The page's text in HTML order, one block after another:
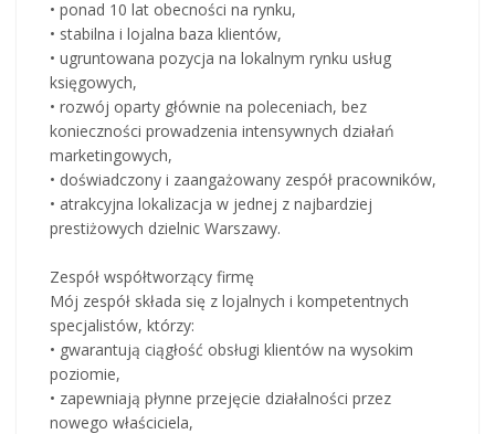
• ponad 10 lat obecności na rynku,
• stabilna i lojalna baza klientów,
• ugruntowana pozycja na lokalnym rynku usług
księgowych,
• rozwój oparty głównie na poleceniach, bez
konieczności prowadzenia intensywnych działań
marketingowych,
• doświadczony i zaangażowany zespół pracowników,
• atrakcyjna lokalizacja w jednej z najbardziej
prestiżowych dzielnic Warszawy.
Zespół współtworzący firmę
Mój zespół składa się z lojalnych i kompetentnych
specjalistów, którzy:
• gwarantują ciągłość obsługi klientów na wysokim
poziomie,
• zapewniają płynne przejęcie działalności przez
nowego właściciela,